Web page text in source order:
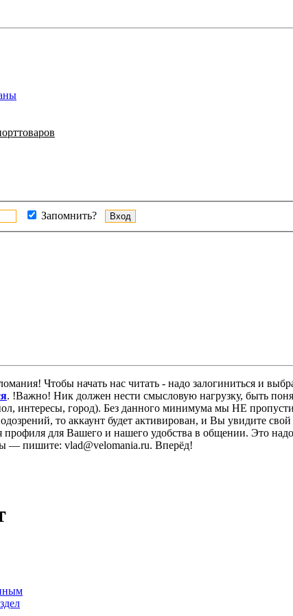
Запомнить?
Чтобы начать нас читать - надо залогиниться и
. !Важно! Ник должен нести смысловую нагрузку, быть
интересы, город). Без данного минимума мы НЕ
то аккаунт будет активирован, и Вы увидите
профиля для Вашего и нашего удобства в общении. Это
— пишите: vlad@velomania.ru. Вперёд!